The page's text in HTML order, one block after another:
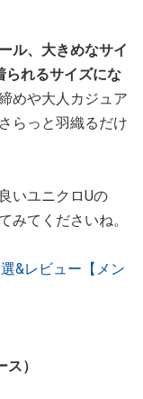
ル、大きめなサイ
られるサイズにな
めや大人カジュア
らっと羽織るだけ
いユニクロUの
みてくださいね。
&レビュー【メン
）